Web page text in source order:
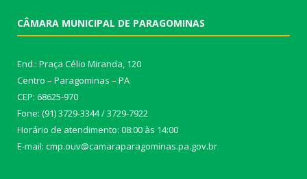
CÂMARA MUNICIPAL DE PARAGOMINAS
End.: Praça Célio Miranda, 120
Centro – Paragominas – PA
CEP: 68625-970
Fone: (91) 3729-3344 / 3729-7922
Horário de atendimento: 08:00 às 14:00
E-mail: cmp.ouv@camaraparagominas.pa.gov.br